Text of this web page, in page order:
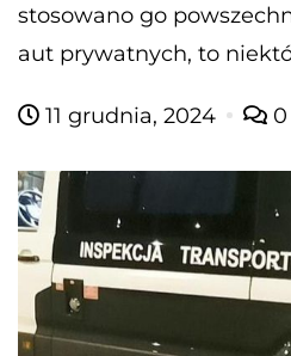
stosowano go
aut prywatnych, to
11 grudnia, 2024 0